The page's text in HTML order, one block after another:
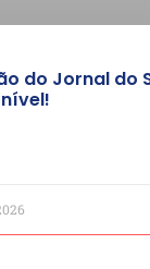
do Jornal do